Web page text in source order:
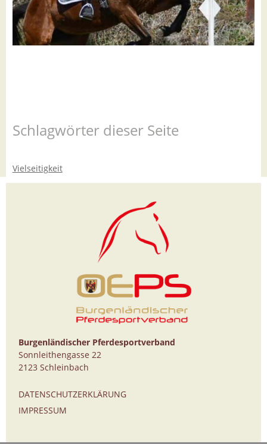
Schlagwörter dieser Seite
Vielseitigkeit
Burgenländischer Pferdesportverband
Sonnleithengasse 22
2123 Schleinbach
DATENSCHUTZERKLÄRUNG
IMPRESSUM